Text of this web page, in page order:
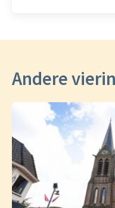
Andere